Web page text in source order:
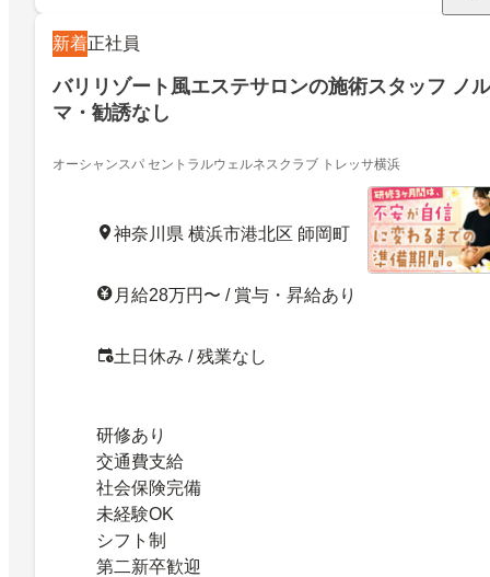
新着正社員
バリリゾート風エステサロンの施術スタッフ ノル
マ・勧誘なし
オーシャンスパ セントラルウェルネスクラブ トレッサ横浜
神奈川県 横浜市港北区 師岡町
月給28万円〜 / 賞与・昇給あり
土日休み / 残業なし
研修あり
交通費支給
社会保険完備
未経験OK
シフト制
第二新卒歓迎